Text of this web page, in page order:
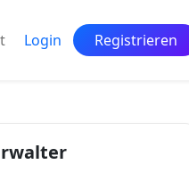
Login Registrieren